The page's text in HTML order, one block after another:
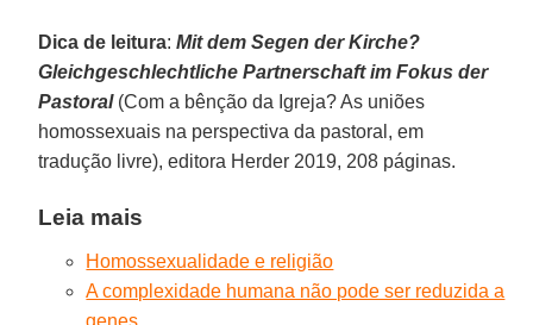
Dica de leitura:Mit dem Segen der Kirche?
Gleichgeschlechtliche Partnerschaft im Fokus der
Pastoral(Com a bênção da Igreja? As uniões
homossexuais na perspectiva da pastoral, em
tradução livre), editora Herder 2019, 208 páginas.
Leia mais
Homossexualidade e religião
A complexidade humana não pode ser reduzida a
genes